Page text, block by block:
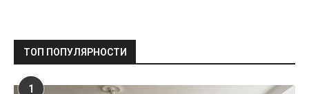
ТОП ПОПУЛЯРНОСТИ
1